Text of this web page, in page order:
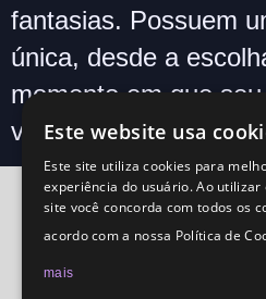
fantasias. Possuem
única, desde a
momento em que
você. Por […]
Este website usa
Este site utiliza cookies para
experiência do usuário. Ao utilizar
site você concorda com todos os
acordo com a nossa Política de
mais